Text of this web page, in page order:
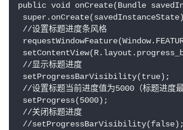
public void onCreate(Bundle
//设置标题进度条风格
//显示标题进度
setProgressBarVisibility(true);
//设置标题当前进度值为5000（标题进度最
setProgress(5000);
//关闭标题进度
//setProgressBarVisibility(false);